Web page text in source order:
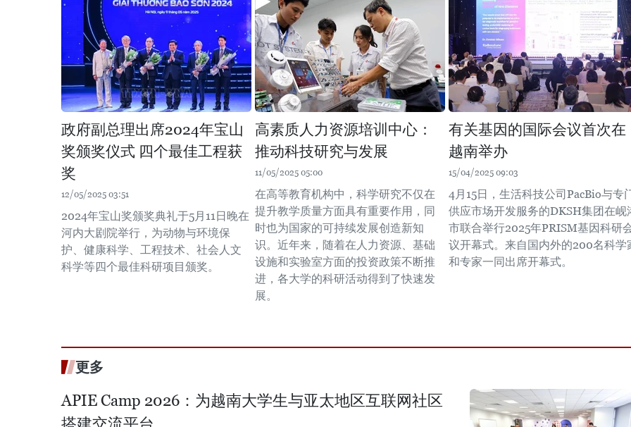
政府副总理出席2024年宝山
奖颁奖仪式 四个最佳工程获
奖
12/05/2025 03:51
2024年宝山奖颁奖典礼于5月11日晚在
河内大剧院举行，为动物与环境保
护、健康科学、工程技术、社会人文
科学等四个最佳科研项目颁奖。
高素质人力资源培训中心：
推动科技研究与发展
11/05/2025 05:00
在高等教育机构中，科学研究不仅在
提升教学质量方面具有重要作用，同
时也为国家的可持续发展创造新知
识。近年来，随着在人力资源、基础
设施和实验室方面的投资政策不断推
进，各大学的科研活动得到了快速发
展。
有关基因的国际会议首次在
越南举办
15/04/2025 09:03
4月15日，生活科技公司PacBio与专
供应市场开发服务的DKSH集团在岘
市联合举行2025年PRISM基因科研
议开幕式。来自国内外的200名科学
和专家一同出席开幕式。
更多
APIE Camp 2026：为越南大学生与亚太地区互联网社区